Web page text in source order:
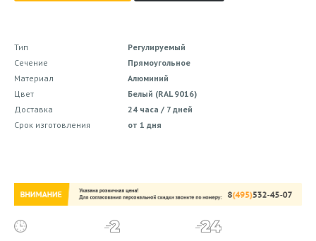
Тип
Регулируемый
Сечение
Прямоугольное
Материал
Алюминий
Цвет
Белый (RAL 9016)
Доставка
24 часа / 7 дней
Срок изготовления
от 1 дня